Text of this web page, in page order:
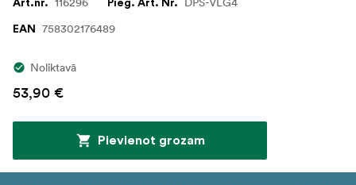
Art.nr. Pieg. Art. Nr.
EAN 758302176489
Noliktavā
53,90 €
Pievienot grozam